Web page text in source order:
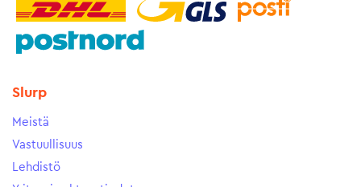
Slurp
Meistä
Vastuullisuus
Lehdistö